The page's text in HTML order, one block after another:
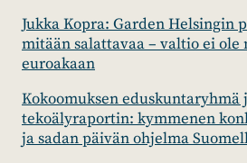
Jukka Kopra: Garden Helsingin
mitään salattavaa – valtio ei ole
euroakaan
Kokoomuksen eduskuntaryhmä
tekoälyraportin: kymmenen
ja sadan päivän ohjelma